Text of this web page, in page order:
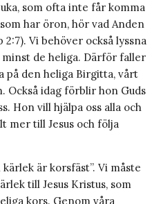
som ofta inte får komma
har öron, hör vad Anden
Vi behöver också lyssna
de heliga. Därför faller
på den heliga Birgitta, vårt
Också idag förblir hon Guds
Hon vill hjälpa oss alla och
mer till Jesus och följa
är korsfäst”. Vi måste
till Jesus Kristus, som
kors. Genom våra